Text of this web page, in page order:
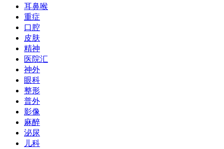
耳鼻喉
重症
口腔
皮肤
精神
医院汇
神外
眼科
整形
普外
影像
麻醉
泌尿
儿科